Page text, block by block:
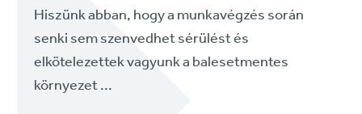
Hiszünk abban, hogy a munkavégzés során
senki sem szenvedhet sérülést és
elkötelezettek vagyunk a balesetmentes
környezet ...